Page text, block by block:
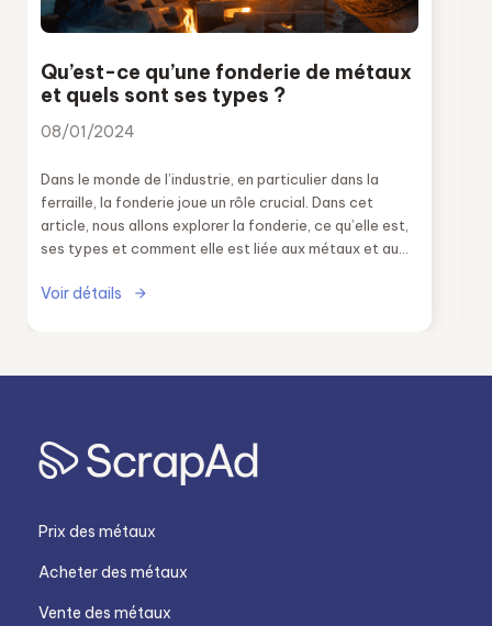
Qu’est-ce qu’une fonderie de métaux
et quels sont ses types ?
08/01/2024
Dans le monde de l’industrie, en particulier dans la
ferraille, la fonderie joue un rôle crucial. Dans cet
article, nous allons explorer la fonderie, ce qu’elle est,
ses types et comment elle est liée aux métaux et au
Voir détails
Prix des métaux
Acheter des métaux
Vente des métaux